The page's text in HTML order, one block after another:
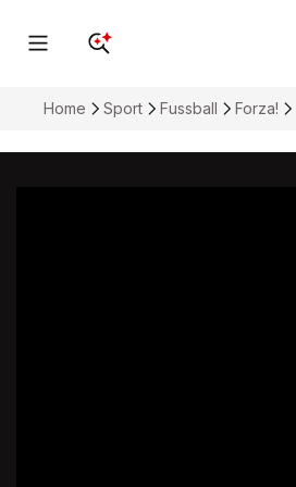
Home Sport Fussball Forza!